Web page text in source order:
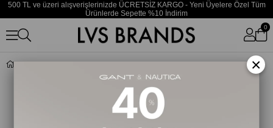
500 TL ve üzeri alışverişlerinizde ÜCRETSİZ KARGO - Yeni Üyelere Özel Tüm
Ürünlerde Sepette %10 İndirim
0
×